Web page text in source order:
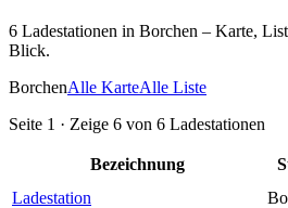
6 Ladestationen in Borchen – Karte,
Blick.
BorchenAlle KarteAlle Liste
Seite 1 · Zeige 6 von 6 Ladestationen
Bezeichnung
Ladestation